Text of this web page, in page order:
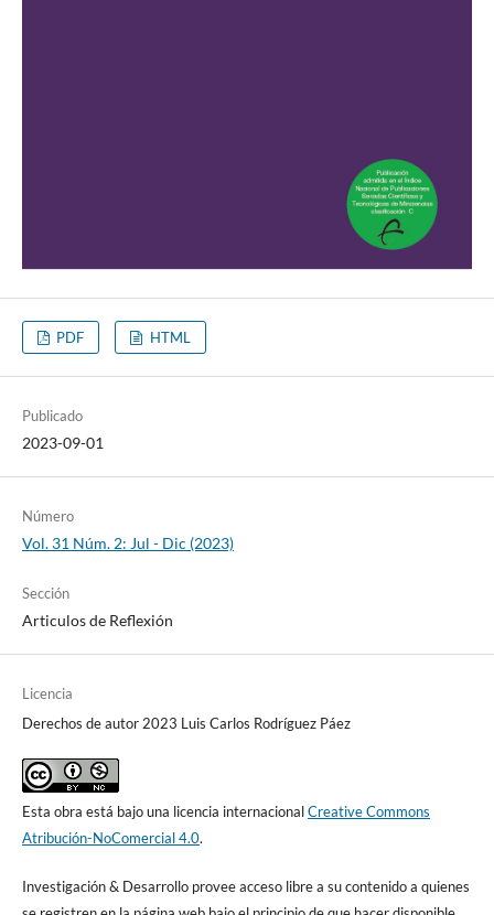
PDF HTML
Publicado
2023-09-01
Número
Vol. 31 Núm. 2: Jul - Dic (2023)
Sección
Articulos de Reflexión
Licencia
Derechos de autor 2023 Luis Carlos Rodríguez Páez
Esta obra está bajo una licencia internacionalCreative Commons
Atribución-NoComercial 4.0.
Investigación & Desarrollo provee acceso libre a su contenido a quienes